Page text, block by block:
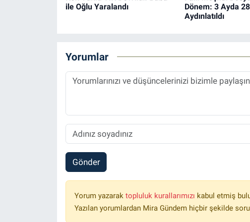
ile Oğlu Yaralandı
Dönem: 3 Ayda
Aydınlatıldı
Yorumlar
Gönder
Yorum yazarak topluluk kurallarımızı kabul etmiş
Yazılan yorumlardan Mira Gündem hiçbir şekilde